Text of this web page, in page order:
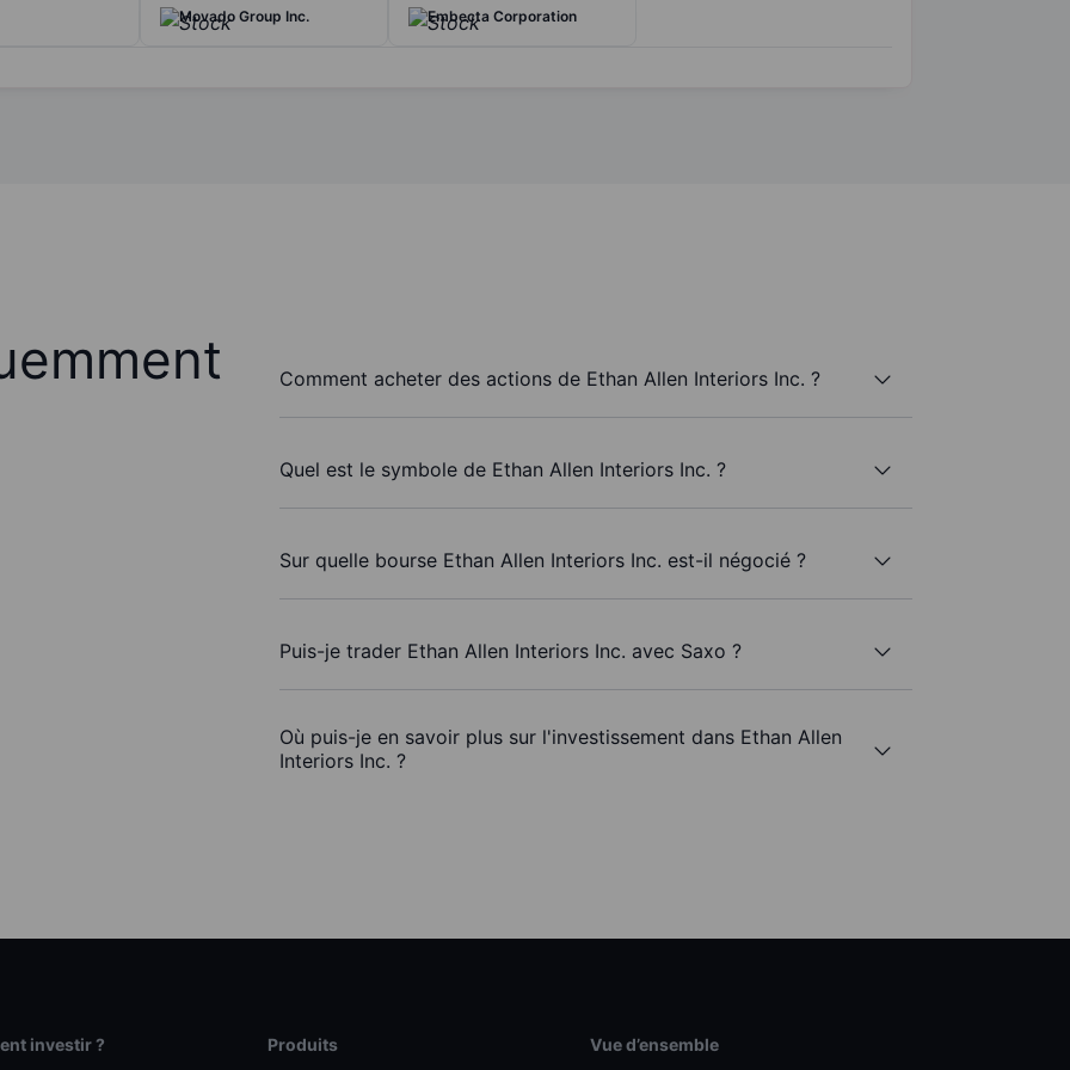
Movado Group Inc. Embecta Corporation
Comment acheter des actions de Ethan Allen Interiors Inc. ?
Quel est le symbole de Ethan Allen Interiors Inc. ?
Sur quelle bourse Ethan Allen Interiors Inc. est-il négocié ?
Puis-je trader Ethan Allen Interiors Inc. avec Saxo ?
Où puis-je en savoir plus sur l'investissement dans Ethan Allen
Interiors Inc. ?
investir ? Produits Vue d’ensemble